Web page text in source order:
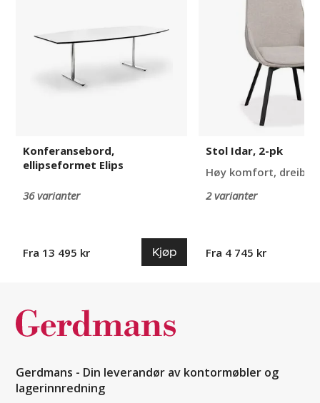
Konferansebord,
ellipseformet Elips
36 varianter
Fra 13 495 kr Kjøp
Stol Idar, 2-pk
Høy komfort,
2 varianter
Fra 4 745 kr
Gerdmans - Din leverandør av kontormøbler og
lagerinnredning